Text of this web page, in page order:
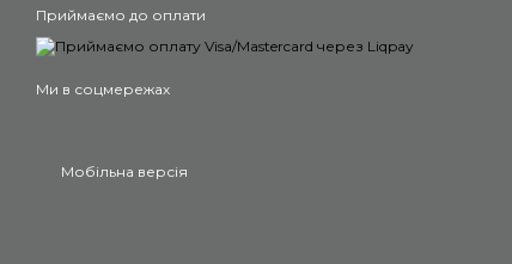
Приймаємо до оплати
Ми в соцмережах
Мобільна версія